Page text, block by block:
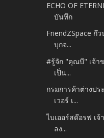
ECHO OF
บันทึก
FriendZSpace ก๊
บุกจ...
#รู้จัก "คุณบี" เจ้า
เป็น...
กรมการค้าต่างปร
เวอร์ เ...
ไบเออร์สด๊อรฟ เ
ลง...